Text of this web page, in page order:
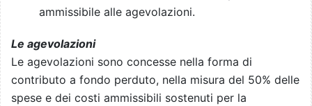
ammissibile alle agevolazioni.
Le agevolazioni
Le agevolazioni sono concesse nella forma di
contributo a fondo perduto, nella misura del 50% delle
spese e dei costi ammissibili sostenuti per la